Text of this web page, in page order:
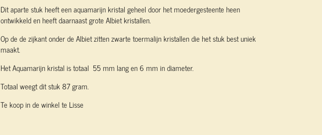
Dit aparte stuk heeft een aquamarijn kristal geheel door het moedergesteente heen
ontwikkeld en heeft daarnaast grote Albiet kristallen.
Op de de zijkant onder de Albiet zitten zwarte toermalijn kristallen die het stuk best uniek
maakt.
Het Aquamarijn kristal is totaal 55 mm lang en 6 mm in diameter.
Totaal weegt dit stuk 87 gram.
Te koop in de winkel te Lisse